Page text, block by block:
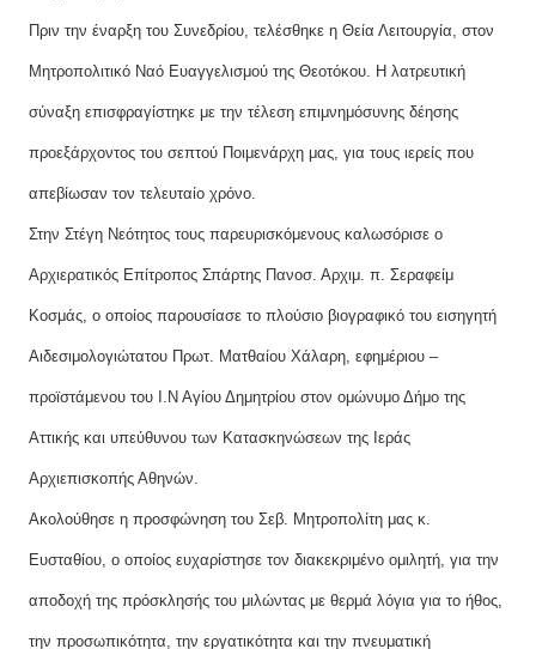
Πριν την έναρξη του Συνεδρίου, τελέσθηκε η Θεία Λειτουργία, στον
Μητροπολιτικό Ναό Ευαγγελισμού της Θεοτόκου. Η λατρευτική
σύναξη επισφραγίστηκε με την τέλεση επιμνημόσυνης δέησης
προεξάρχοντος του σεπτού Ποιμενάρχη μας, για τους ιερείς που
απεβίωσαν τον τελευταίο χρόνο.
Στην Στέγη Νεότητος τους παρευρισκόμενους καλωσόρισε ο
Αρχιερατικός Επίτροπος Σπάρτης Πανοσ. Αρχιμ. π. Σεραφείμ
Κοσμάς, ο οποίος παρουσίασε το πλούσιο βιογραφικό του εισηγητή
Αιδεσιμολογιώτατου Πρωτ. Ματθαίου Χάλαρη, εφημέριου –
προϊστάμενου του Ι.Ν Αγίου Δημητρίου στον ομώνυμο Δήμο της
Αττικής και υπεύθυνου των Κατασκηνώσεων της Ιεράς
Αρχιεπισκοπής Αθηνών.
Ακολούθησε η προσφώνηση του Σεβ. Μητροπολίτη μας κ.
Ευσταθίου, ο οποίος ευχαρίστησε τον διακεκριμένο ομιλητή, για την
αποδοχή της πρόσκλησής του μιλώντας με θερμά λόγια για το ήθος,
την προσωπικότητα, την εργατικότητα και την πνευματική